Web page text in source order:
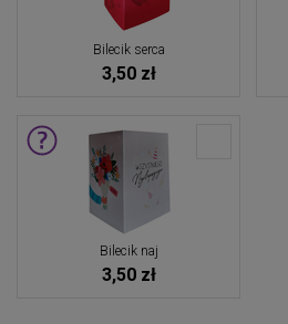
Bilecik serca
3,50 zł
Bilecik naj
3,50 zł